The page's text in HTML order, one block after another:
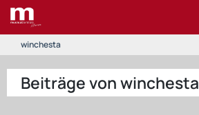
winchesta
Beiträge von winchesta